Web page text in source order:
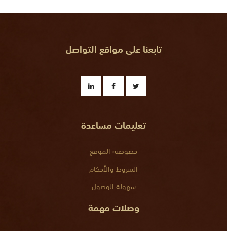
تابعنا على مواقع التواصل
تعليمات مساعدة
خصوصية الموقع
الشروط والأحكام
سهولة الوصول
وصلات مهمة